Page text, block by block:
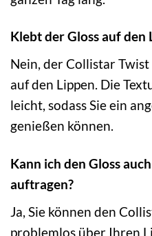
Klebt der Gloss auf den
Nein, der Collistar
auf den Lippen. Die
leicht, sodass Sie ein
genießen können.
Kann ich den Gloss
auftragen?
Ja, Sie können den
problemlos über Ihren